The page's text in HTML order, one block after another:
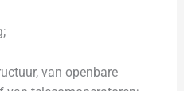
van openbare